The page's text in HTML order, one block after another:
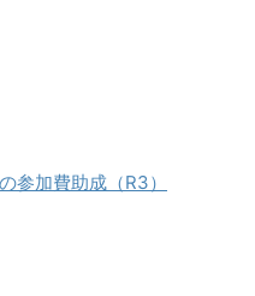
参加費助成（R3）